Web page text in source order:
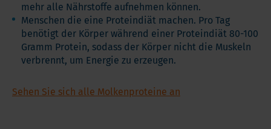
mehr alle Nährstoffe aufnehmen können.
Menschen die eine Proteindiät machen. Pro Tag
benötigt der Körper während einer Proteindiät 80-100
Gramm Protein, sodass der Körper nicht die Muskeln
verbrennt, um Energie zu erzeugen.
Sehen Sie sich alle Molkenproteine an